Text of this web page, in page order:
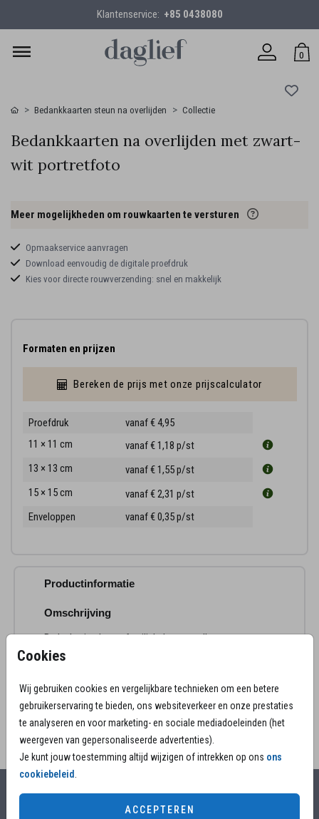
Klantenservice: +85 0438080
0
Cookies
Wij gebruiken cookies en vergelijkbare technieken om een betere
gebruikerservaring te bieden, ons websiteverkeer en onze prestaties
te analyseren en voor marketing- en sociale mediadoeleinden (het
weergeven van gepersonaliseerde advertenties).
Je kunt jouw toestemming altijd wijzigen of intrekken op ons ons
cookiebeleid
ACCEPTEREN
Bedankkaarten steun na overlijden Collectie
Bedankkaarten na overlijden met zwart-
wit portretfoto
Meer mogelijkheden om rouwkaarten te versturen
Opmaakservice aanvragen
Download eenvoudig de digitale proefdruk
Kies voor directe rouwverzending: snel en makkelijk
Formaten en prijzen
Bereken de prijs met onze prijscalculator
Proefdruk
vanaf € 4,95
11 × 11 cm
vanaf € 1,18 p/st
13 × 13 cm
vanaf € 1,55p/st
15 × 15 cm
vanaf € 2,31 p/st
Enveloppen
vanaf € 0,35p/st
Productinformatie
Omschrijving
Bedank vrienden en familieleden voor alle steun na
het overlijden van jullie dierbare. Kies voor dit foto
Alles voor jouw moment